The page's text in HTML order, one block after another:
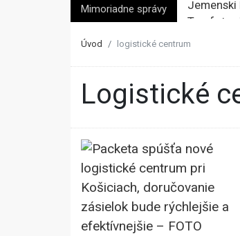
Mimoriadne správy
Top foto
Moskva
Úvod logistické centrum
logistické